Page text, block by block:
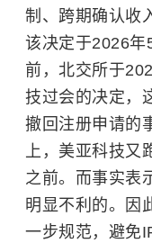
制、跨期确认收
该决定于2026年
前，北交所于
技过会的决定，
撤回注册申请的
上，美亚科技又
之前。而事实表
明显不利的。因
一步规范，避免